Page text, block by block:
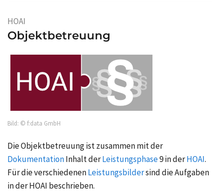
HOAI
Objektbetreuung
Bild: © f:data GmbH
Die Objektbetreuung ist zusammen mit der
DokumentationInhalt derLeistungsphase9 in derHOAI.
Für die verschiedenenLeistungsbildersind die Aufgaben
in der HOAI beschrieben.